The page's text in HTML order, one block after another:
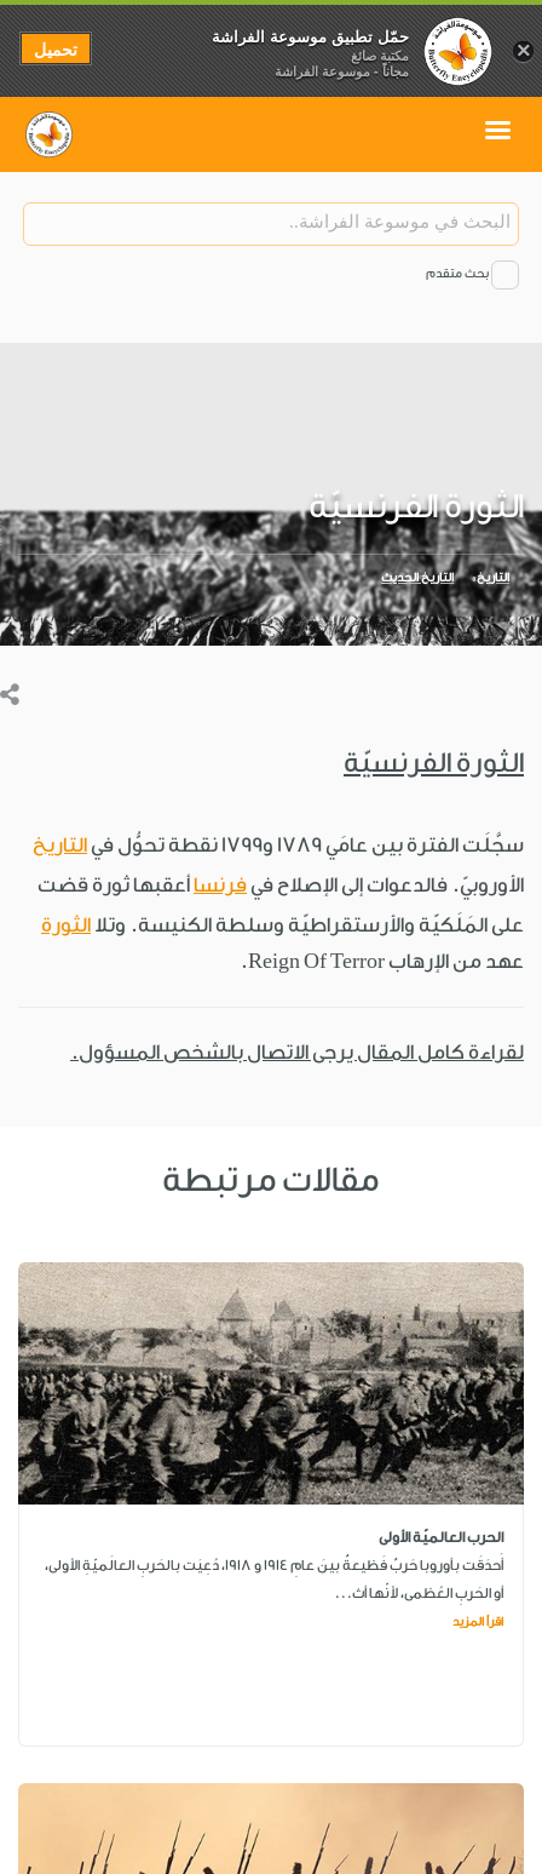
بحث متقدم
الثورة الفرنسيّة
التاريخ التاريخ الحديث
الثورة الفرنسيّة
سجَّلَت الفترة بين عامَي 1789 و1799 نقطة تحوُّل في
التاريخ
الأوروبيّ. فالدعوات إلى الإصلاح في فرنساأعقبها ثورة قضت
على المَلَكيّة والأرستقراطيّة وسلطة الكنيسة. وتلا الثورة
عهد من الإرهاب Reign Of Terror.
لقراءة كامل المقال يرجى الاتصال بالشخص المسؤول.
مقالات مرتبطة
الحرب العالميّة الأولى
أَحدَقَت بأوروبا حَربٌ فَظيعةٌ بينَ عامِ 1914 و 1918، دُعِيَت بالحَربِ العالَميّةِ الأولى،
أو الحَربِ العُظمى، لأنّها أث...
اقرأ المزيد
×
حمّل تطبيق موسوعة الفراشة
مكتبة صائغ
مجاناً - موسوعة الفراشة
تحميل